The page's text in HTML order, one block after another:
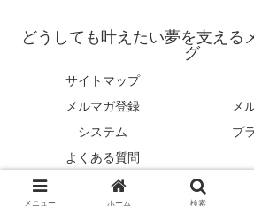
どうしても叶えたい夢を支える
グ
サイトマップ
メルマガ登録
メ
システム
プ
よくある質問
© 2020 どうしても叶えたい夢を支える
メニュー ホーム 検索